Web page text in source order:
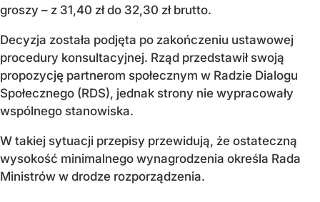
groszy – z 31,40 zł do 32,30 zł brutto.
Decyzja została podjęta po zakończeniu ustawowej
procedury konsultacyjnej. Rząd przedstawił swoją
propozycję partnerom społecznym w Radzie Dialogu
Społecznego (RDS), jednak strony nie wypracowały
wspólnego stanowiska.
W takiej sytuacji przepisy przewidują, że ostateczną
wysokość minimalnego wynagrodzenia określa Rada
Ministrów w drodze rozporządzenia.